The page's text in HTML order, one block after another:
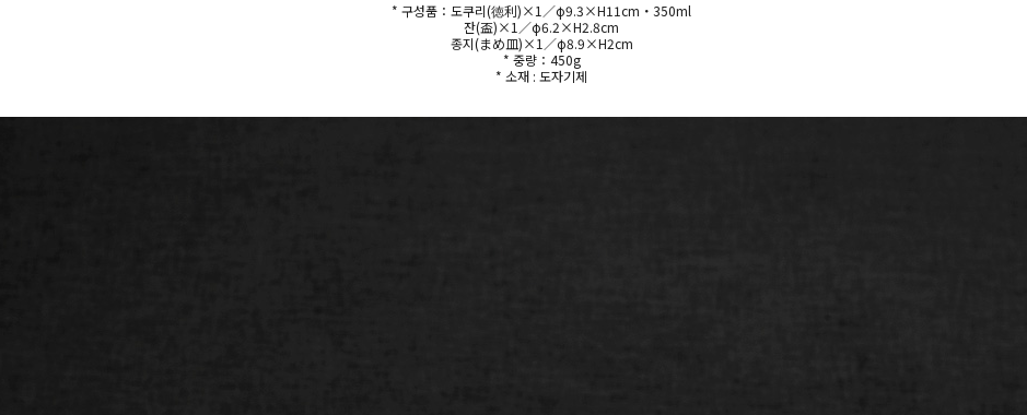
* 구성품：도쿠리(徳利)×1／φ9.3×H11cm・350ml
잔(盃)×1／φ6.2×H2.8cm
종지(まめ皿)×1／φ8.9×H2cm
* 중량：450g
* 소재 : 도자기제